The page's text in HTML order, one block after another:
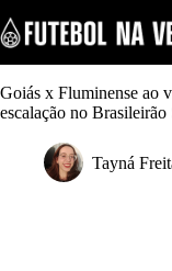
k
i
p
t
o
Goiás x Fluminense ao
escalação no
Tayná